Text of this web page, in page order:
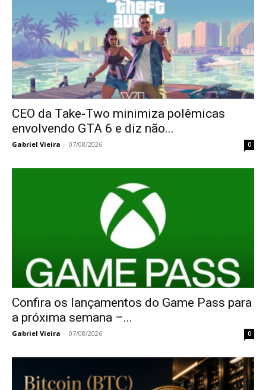
CEO da Take-Two minimiza polêmicas
envolvendo GTA 6 e diz não...
Gabriel Vieira - 07/08/2026 0
Confira os lançamentos do Game Pass para
a próxima semana –...
Gabriel Vieira - 07/08/2026 0